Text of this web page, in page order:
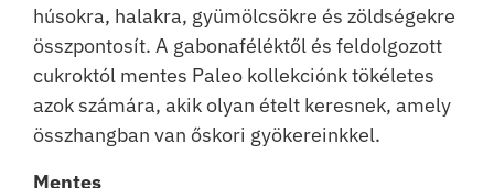
húsokra, halakra, gyümölcsökre és zöldségekre
összpontosít. A gabonaféléktől és feldolgozott
cukroktól mentes Paleo kollekciónk tökéletes
azok számára, akik olyan ételt keresnek, amely
összhangban van őskori gyökereinkkel.
Mentes